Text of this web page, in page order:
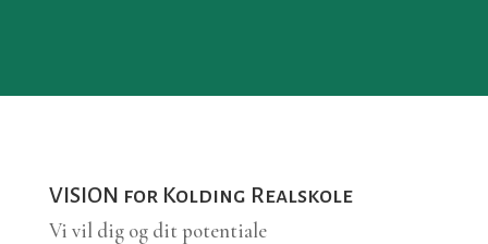
VISION for Kolding Realskole
Vi vil dig og dit potentiale